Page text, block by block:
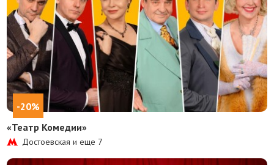
-20%
«Театр Комедии»
Достоевская и еще 7